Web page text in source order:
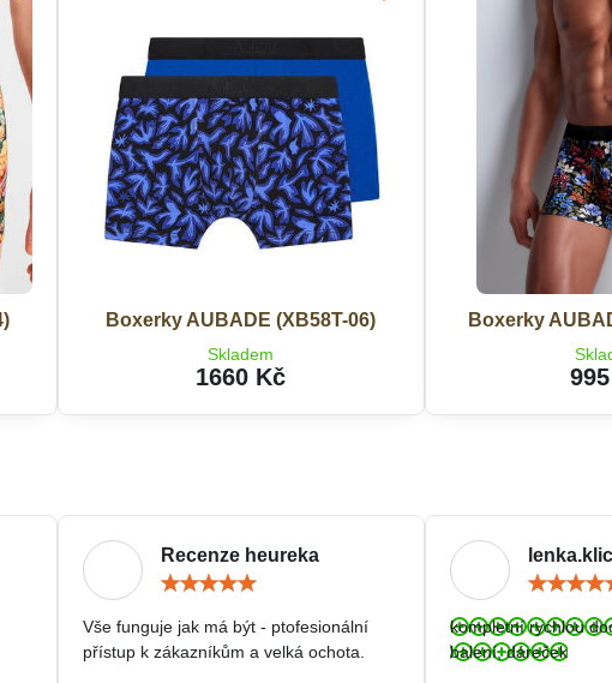
Boxerky AUBADE (XB58T-06)
Skladem
1660 Kč
Boxerky
Recenze heureka
/
5
Vše funguje jak má být - ptofesionální
přístup k zákazníkům a velká ochota.
kompletní rychlou
balení, dáreček